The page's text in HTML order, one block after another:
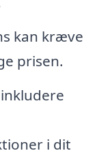
kan kræve
prisen.
i dit